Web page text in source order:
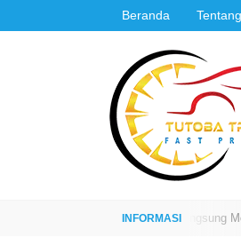
Beranda
Hingga 50% Dengan Langsung